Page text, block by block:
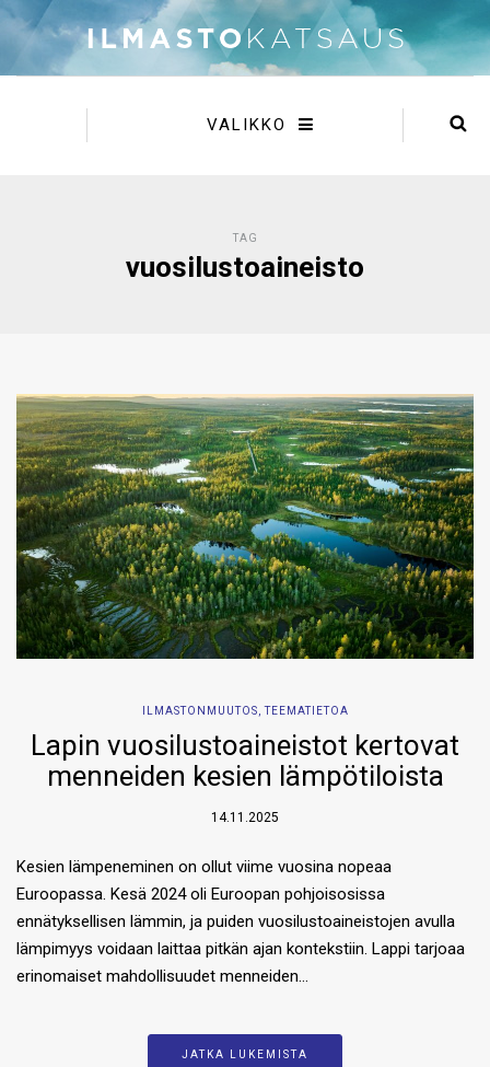
VALIKKO
TAG
vuosilustoaineisto
ILMASTONMUUTOS,TEEMATIETOA
Lapin vuosilustoaineistot kertovat
menneiden kesien lämpötiloista
14.11.2025
Kesien lämpeneminen on ollut viime vuosina nopeaa
Euroopassa. Kesä 2024 oli Euroopan pohjoisosissa
ennätyksellisen lämmin, ja puiden vuosilustoaineistojen avulla
lämpimyys voidaan laittaa pitkän ajan kontekstiin. Lappi tarjoaa
erinomaiset mahdollisuudet menneiden…
JATKA LUKEMISTA